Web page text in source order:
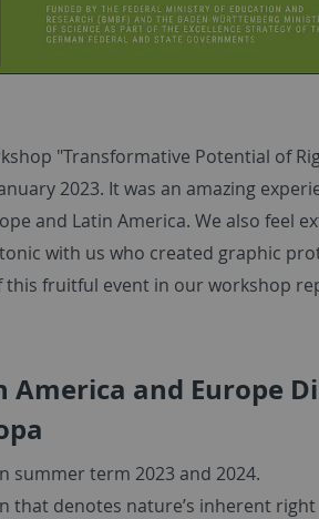
"Transformative Potential of
2023. It was an amazing
and Latin America. We also feel
with us who created graphic
this fruitful event in our workshop
and Europe
summer term 2023 and 2024.
that denotes nature’s inherent